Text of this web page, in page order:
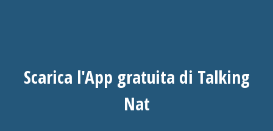
Scarica l'App gratuita di Talking
Nat